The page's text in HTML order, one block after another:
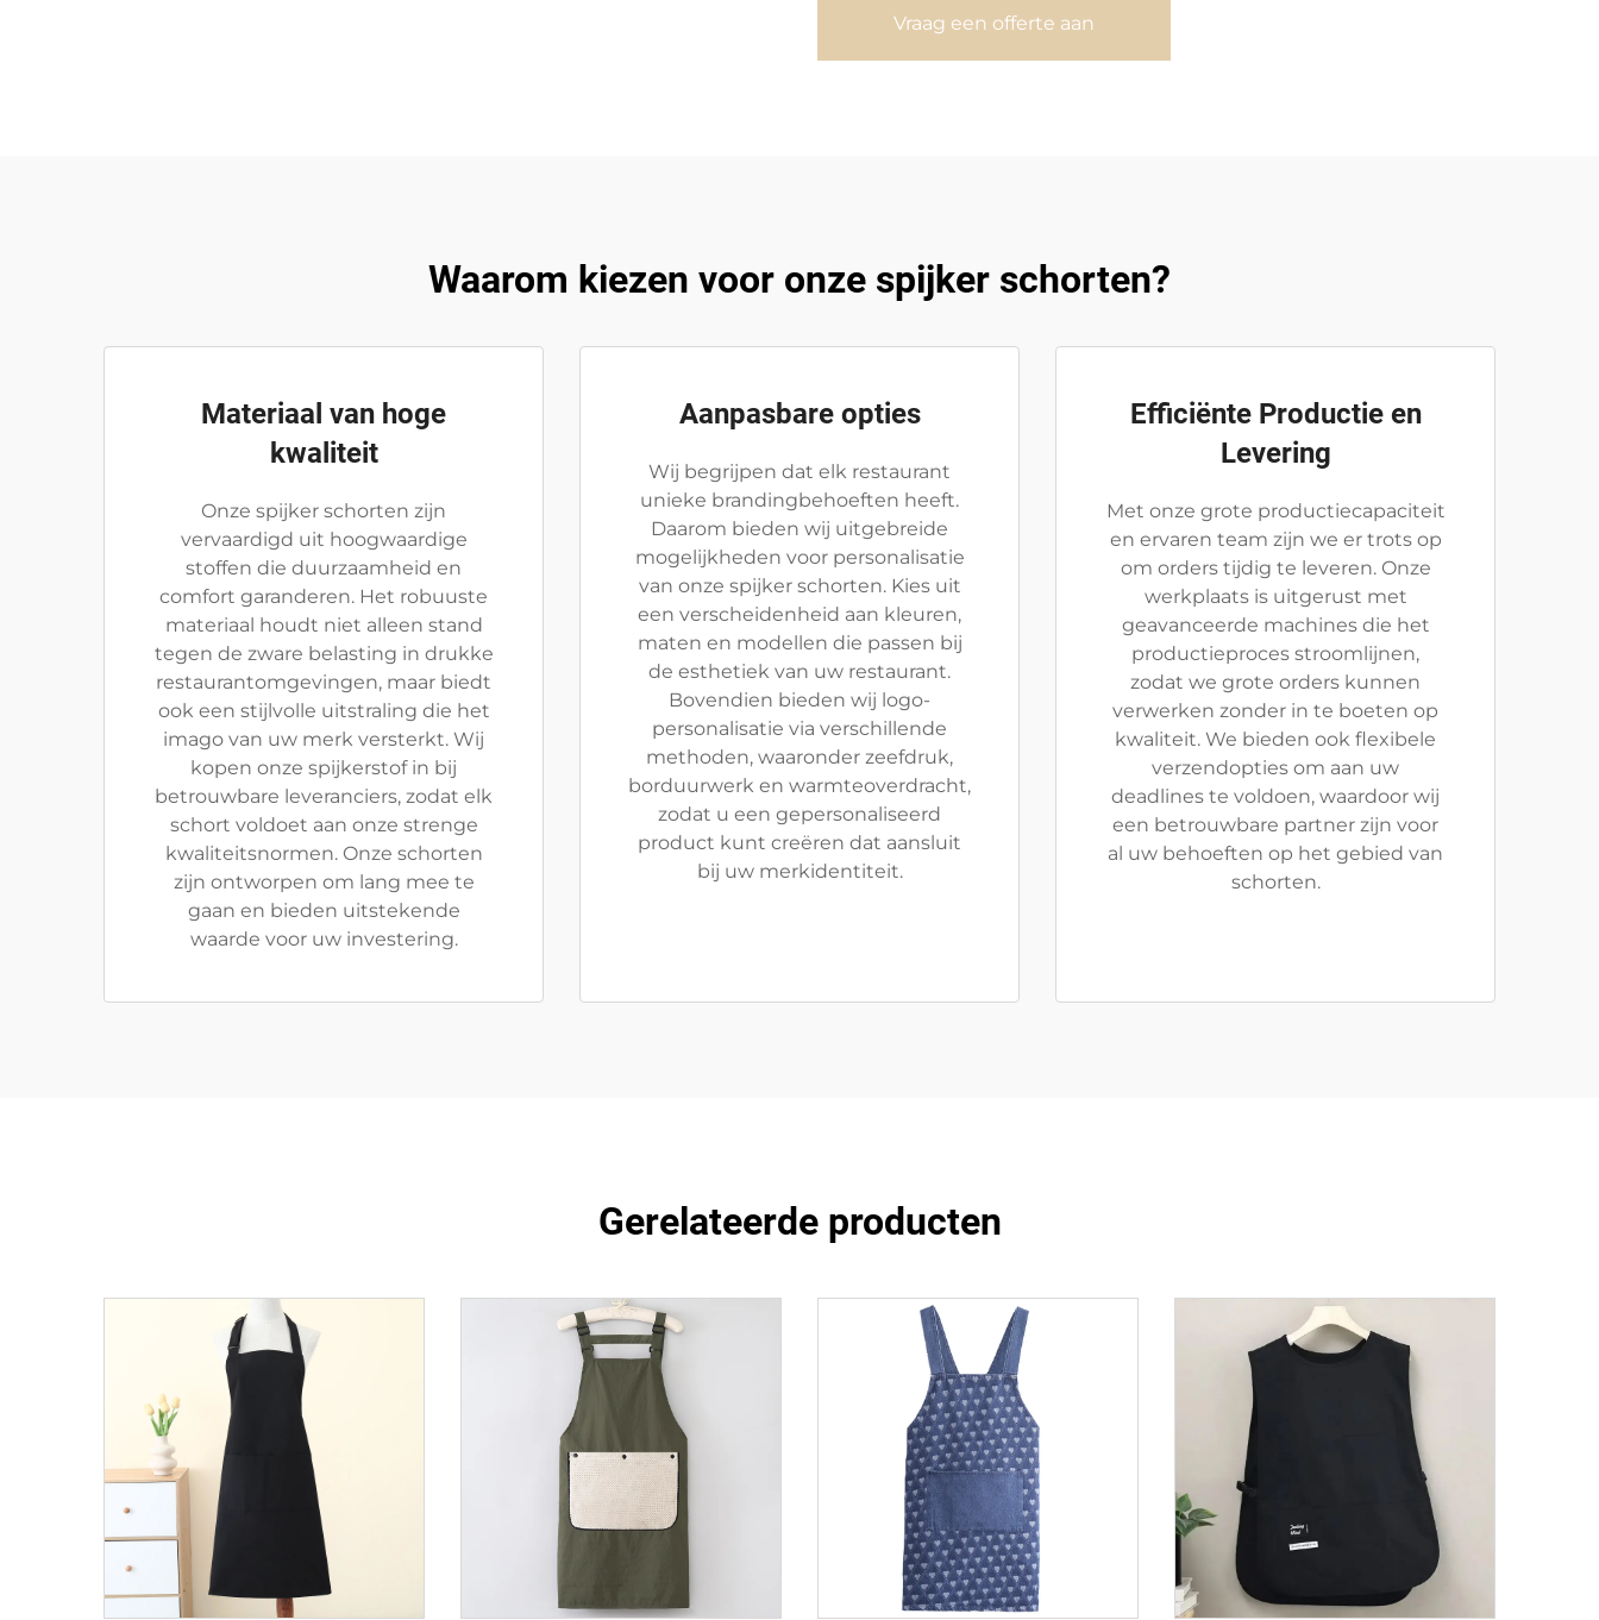
Vraag een offerte aan
Waarom kiezen voor onze spijker schorten?
Materiaal van hoge
kwaliteit
Onze spijker schorten zijn
vervaardigd uit hoogwaardige
stoffen die duurzaamheid en
comfort garanderen. Het robuuste
materiaal houdt niet alleen stand
tegen de zware belasting in drukke
restaurantomgevingen, maar biedt
ook een stijlvolle uitstraling die het
imago van uw merk versterkt. Wij
kopen onze spijkerstof in bij
betrouwbare leveranciers, zodat elk
schort voldoet aan onze strenge
kwaliteitsnormen. Onze schorten
zijn ontworpen om lang mee te
gaan en bieden uitstekende
waarde voor uw investering.
Aanpasbare opties
Wij begrijpen dat elk restaurant
unieke brandingbehoeften heeft.
Daarom bieden wij uitgebreide
mogelijkheden voor personalisatie
van onze spijker schorten. Kies uit
een verscheidenheid aan kleuren,
maten en modellen die passen bij
de esthetiek van uw restaurant.
Bovendien bieden wij logo-
personalisatie via verschillende
methoden, waaronder zeefdruk,
borduurwerk en warmteoverdracht,
zodat u een gepersonaliseerd
product kunt creëren dat aansluit
bij uw merkidentiteit.
Efficiënte Productie en
Levering
Met onze grote productiecapaciteit
en ervaren team zijn we er trots op
om orders tijdig te leveren. Onze
werkplaats is uitgerust met
geavanceerde machines die het
productieproces stroomlijnen,
zodat we grote orders kunnen
verwerken zonder in te boeten op
kwaliteit. We bieden ook flexibele
verzendopties om aan uw
deadlines te voldoen, waardoor wij
een betrouwbare partner zijn voor
al uw behoeften op het gebied van
schorten.
Gerelateerde producten